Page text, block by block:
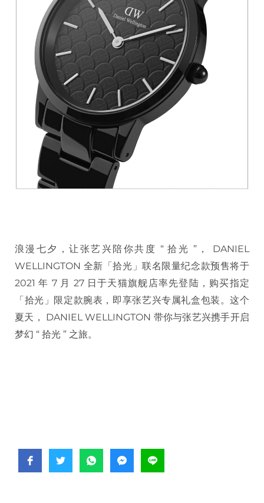
浪漫七夕，让张艺兴陪你共度 “ 拾光 ”， DANIEL
WELLINGTON 全新「拾光」联名限量纪念款预售将于
2021 年 7 月 27 日于天猫旗舰店率先登陆，购买指定
「拾光」限定款腕表，即享张艺兴专属礼盒包装。这个
夏天， DANIEL WELLINGTON 带你与张艺兴携手开启
梦幻 “ 拾光 ” 之旅。